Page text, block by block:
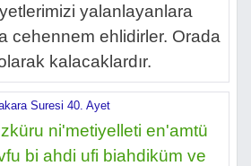
yalanlayanlara
cehennem ehlidirler. Orada
kalacaklardır.
Suresi 40. Ayet
ni'metiyelleti en'amtü
bi ahdi ufi biahdiküm ve